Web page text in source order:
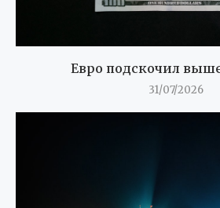
Евро подскочил
31/07/2026